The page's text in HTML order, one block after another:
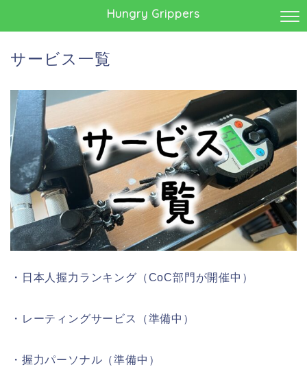
Hungry Grippers
サービス一覧
・日本人握力ランキング（CoC部門が開催中）
・レーティングサービス（準備中）
・握力パーソナル（準備中）